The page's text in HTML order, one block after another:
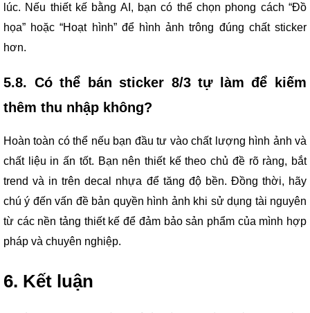
lúc. Nếu thiết kế bằng AI, bạn có thể chọn phong cách “Đồ
họa” hoặc “Hoạt hình” để hình ảnh trông đúng chất sticker
hơn.
5.8. Có thể bán sticker 8/3 tự làm để kiếm
thêm thu nhập không?
Hoàn toàn có thể nếu bạn đầu tư vào chất lượng hình ảnh và
chất liệu in ấn tốt. Bạn nên thiết kế theo chủ đề rõ ràng, bắt
trend và in trên decal nhựa để tăng độ bền. Đồng thời, hãy
chú ý đến vấn đề bản quyền hình ảnh khi sử dụng tài nguyên
từ các nền tảng thiết kế để đảm bảo sản phẩm của mình hợp
pháp và chuyên nghiệp.
6. Kết luận